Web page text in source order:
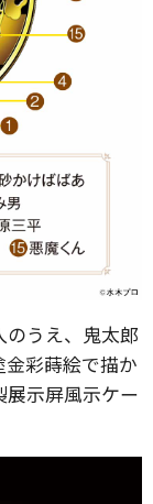
うえ、鬼太郎
彩蒔絵で描か
示屏風示ケー